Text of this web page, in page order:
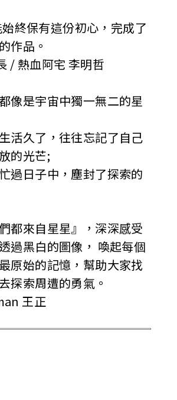
終保有這份初心，完成了
的作品。
/ 熱血阿宅 李明哲
像是宇宙中獨一無二的星
活久了，往往忘記了自己
的光芒;
過日子中，塵封了探索的
都來自星星』，深深感受
過黑白的圖像， 喚起每個
原始的記憶，幫助大家找
探索周遭的勇氣。
王正